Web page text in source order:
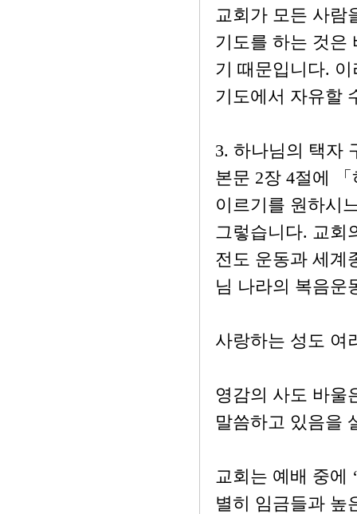
교회가 모든 사람
기도를 하는 것은
기 때문입니다.
기도에서 자유할
3. 하나님의 택자
본문 2장 4절에
이르기를 원하시
그렇습니다. 교회
전도 운동과 세계
님 나라의 복음운
사랑하는 성도 여
영감의 사도 바울
말씀하고 있음을
교회는 예배 중에
별히 임금들과 높